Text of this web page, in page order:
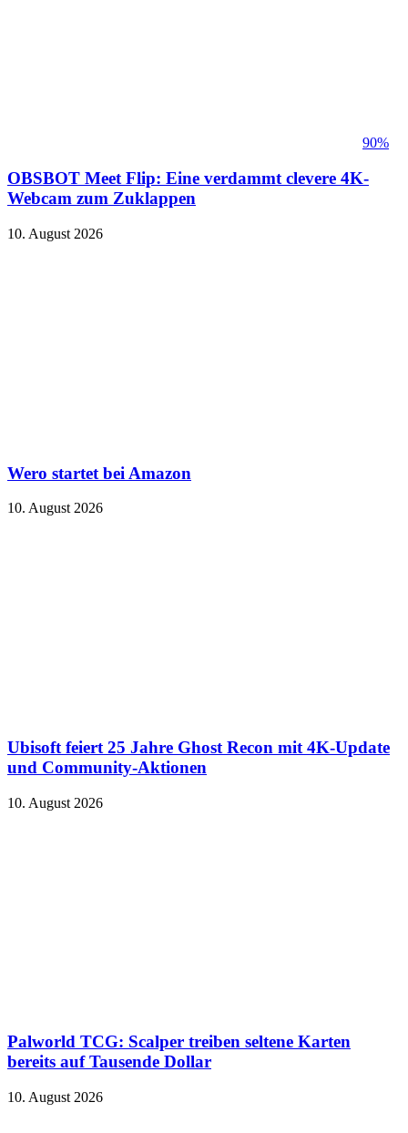
90%
OBSBOT Meet Flip: Eine verdammt clevere 4K-
Webcam zum Zuklappen
10. August 2026
Wero startet bei Amazon
10. August 2026
Ubisoft feiert 25 Jahre Ghost Recon mit 4K-Update
und Community-Aktionen
10. August 2026
Palworld TCG: Scalper treiben seltene Karten
bereits auf Tausende Dollar
10. August 2026